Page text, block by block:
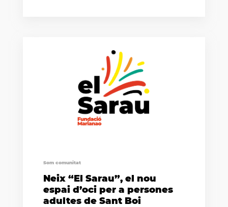
Som comunitat
Neix “El Sarau”, el nou
espai d’oci per a persones
adultes de Sant Boi